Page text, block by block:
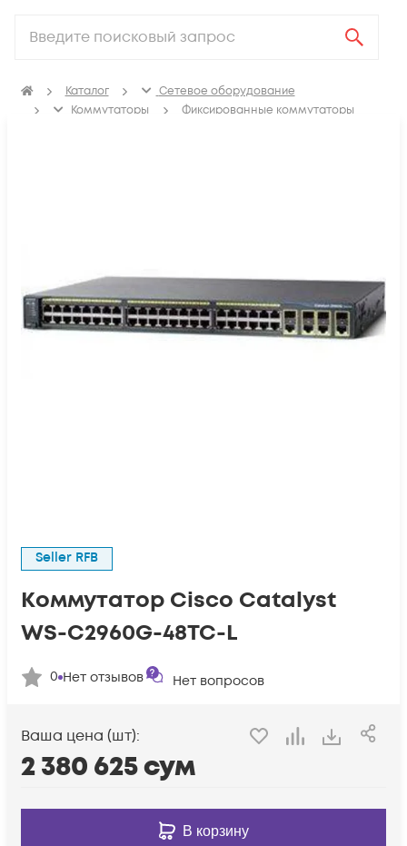
Каталог
Сетевое оборудование
Коммутаторы
Фиксированные коммутаторы
Seller RFB
Коммутатор Cisco Catalyst
WS-C2960G-48TC-L
0 Нет отзывов Нет вопросов
Ваша цена (шт):
2 380 625сум
В корзину